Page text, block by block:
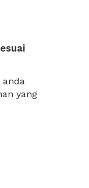
anda
yang